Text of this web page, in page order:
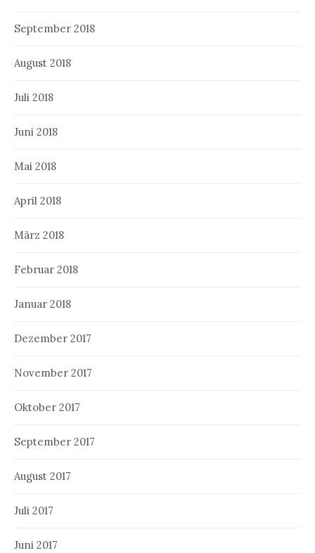
September 2018
August 2018
Juli 2018
Juni 2018
Mai 2018
April 2018
März 2018
Februar 2018
Januar 2018
Dezember 2017
November 2017
Oktober 2017
September 2017
August 2017
Juli 2017
Juni 2017